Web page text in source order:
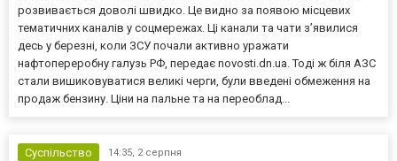
розвивається доволі швидко. Це видно за появою місцевих
тематичних каналів у соцмережах. Ці канали та чати з’явилися
десь у березні, коли ЗСУ почали активно уражати
нафтопереробну галузь РФ, передає novosti.dn.ua. Тоді ж біля АЗС
стали вишиковуватися великі черги, були введені обмеження на
продаж бензину. Ціни на пальне та на переоблад...
Суспільство 14:35, 2 серпня